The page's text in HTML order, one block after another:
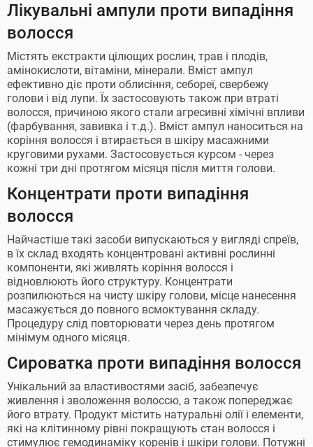
Лікувальні ампули проти випадіння
волосся
Містять екстракти цілющих рослин, трав і плодів,
амінокислоти, вітаміни, мінерали. Вміст ампул
ефективно діє проти облисіння, себореї, свербежу
голови і від лупи. Їх застосовують також при втраті
волосся, причиною якого стали агресивні хімічні впливи
(фарбування, завивка і т.д.). Вміст ампул наноситься на
коріння волосся і втирається в шкіру масажними
круговими рухами. Застосовується курсом - через
кожні три дні протягом місяця після миття голови.
Концентрати проти випадіння
волосся
Найчастіше такі засоби випускаються у вигляді спреїв,
в їх склад входять концентровані активні рослинні
компоненти, які живлять коріння волосся і
відновлюють його структуру. Концентрати
розпилюються на чисту шкіру голови, місце нанесення
масажується до повного всмоктування складу.
Процедуру слід повторювати через день протягом
мінімум одного місяця.
Сироватка проти випадіння волосся
Унікальний за властивостями засіб, забезпечує
живлення і зволоження волоссю, а також попереджає
його втрату. Продукт містить натуральні олії і елементи,
які на клітинному рівні покращують стан волосся і
стимулює гемодинаміку коренів і шкіри голови. Потужні